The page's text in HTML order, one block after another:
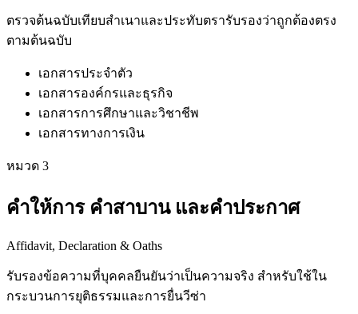
ตรวจต้นฉบับเทียบสำเนาและประทับตรารับรองว่าถูกต้องตรง
ตามต้นฉบับ
เอกสารประจำตัว
เอกสารองค์กรและธุรกิจ
เอกสารการศึกษาและวิชาชีพ
เอกสารทางการเงิน
หมวด 3
คำให้การ คำสาบาน และคำประกาศ
Affidavit, Declaration & Oaths
รับรองข้อความที่บุคคลยืนยันว่าเป็นความจริง สำหรับใช้ใน
กระบวนการยุติธรรมและการยื่นวีซ่า